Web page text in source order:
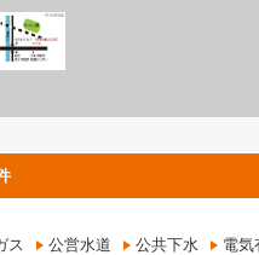
ス 公営水道 公共下水 電気